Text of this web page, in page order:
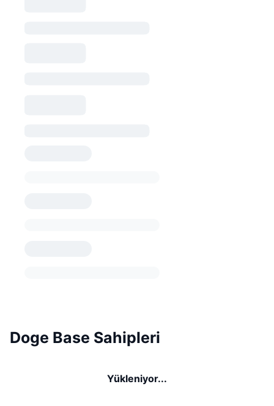
Doge Base Sahipleri
Yükleniyor...